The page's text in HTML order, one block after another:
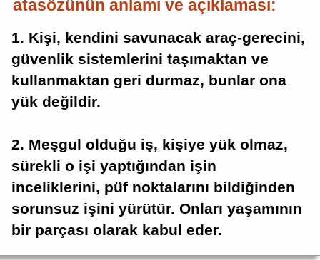
atasözünün anlamı ve açıklaması:
1. Kişi, kendini savunacak araç-gerecini,
güvenlik sistemlerini taşımaktan ve
kullanmaktan geri durmaz, bunlar ona
yük değildir.
2. Meşgul olduğu iş, kişiye yük olmaz,
sürekli o işi yaptığından işin
inceliklerini, püf noktalarını bildiğinden
sorunsuz işini yürütür. Onları yaşamının
bir parçası olarak kabul eder.